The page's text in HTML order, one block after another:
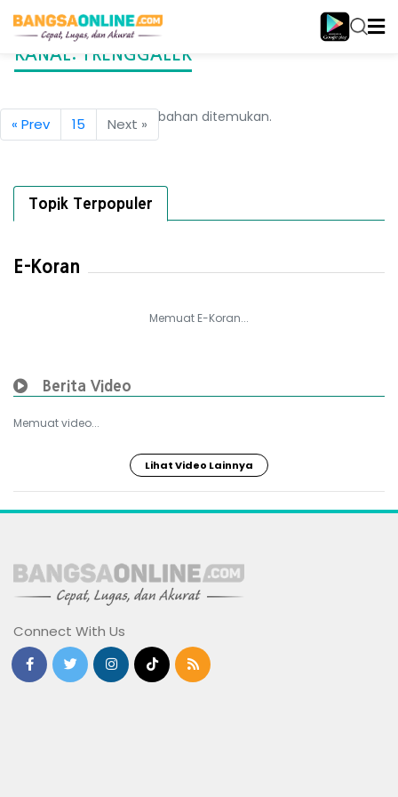
KANAL: TRENGGALEK
Tidak ada berita tambahan ditemukan.
« Prev 15 Next »
Topik Terpopuler
E-Koran
Memuat E-Koran...
Berita Video
Memuat video...
Lihat Video Lainnya
Connect With Us